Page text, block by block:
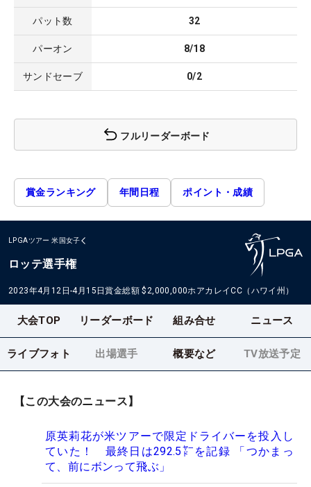
パット数 32
パーオン 8/18
サンドセーブ 0/2
フルリーダーボード
賞金ランキング 年間日程 ポイント・成績
LPGAツアー 米国女子
ロッテ選手権
2023年4月12日-4月15日賞金総額 $2,000,000ホアカレイCC（ハワイ州）
大会TOP リーダーボード 組み合せ ニュース
ライブフォト 出場選手 概要など TV放送予定
【この大会のニュース】
原英莉花が米ツアーで限定ドライバーを投入し
ていた！ 最終日は292.5㍎を記録 「つかまっ
て、前にボンって飛ぶ」